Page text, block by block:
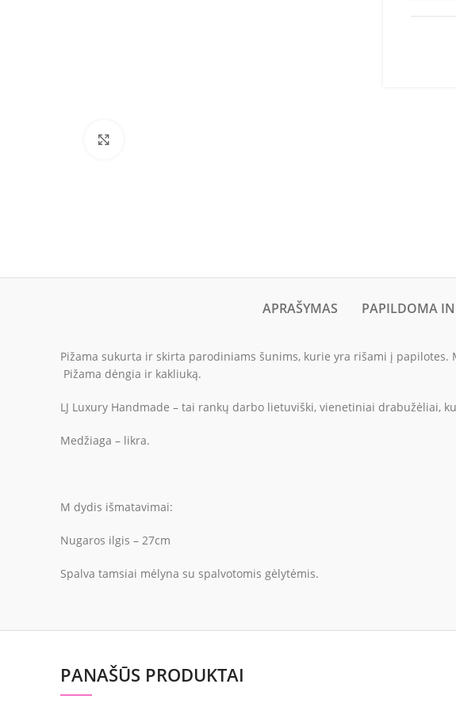
APRAŠYMAS PAPILDOMA
Pižama sukurta ir skirta parodiniams šunims, kurie yra rišami į
Pižama dėngia ir kakliuką.
LJ Luxury Handmade – tai rankų darbo lietuviški, vienetiniai drabužėliai,
Medžiaga – likra.
M dydis išmatavimai:
Nugaros ilgis – 27cm
Spalva tamsiai mėlyna su spalvotomis gėlytėmis.
PANAŠŪS PRODUKTAI